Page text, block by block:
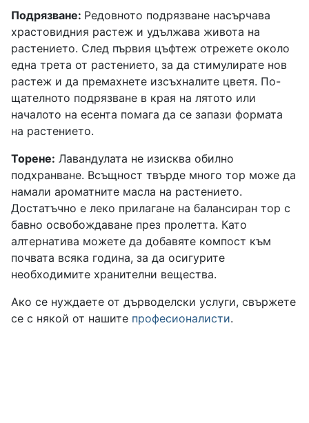
Подрязване: Редовното подрязване насърчава
храстовидния растеж и удължава живота на
растението. След първия цъфтеж отрежете около
една трета от растението, за да стимулирате нов
растеж и да премахнете изсъхналите цветя. По-
щателното подрязване в края на лятото или
началото на есента помага да се запази формата
на растението.
Торене: Лавандулата не изисква обилно
подхранване. Всъщност твърде много тор може да
намали ароматните масла на растението.
Достатъчно е леко прилагане на балансиран тор с
бавно освобождаване през пролетта. Като
алтернатива можете да добавяте компост към
почвата всяка година, за да осигурите
необходимите хранителни вещества.
Ако се нуждаете от дърводелски услуги, свържете
се с някой от нашите професионалисти.